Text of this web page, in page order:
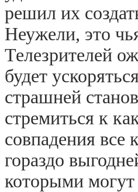
решил их
Неужели, это
Телезрителей
будет
страшней
стремиться к
совпадения все
гораздо
которыми могут